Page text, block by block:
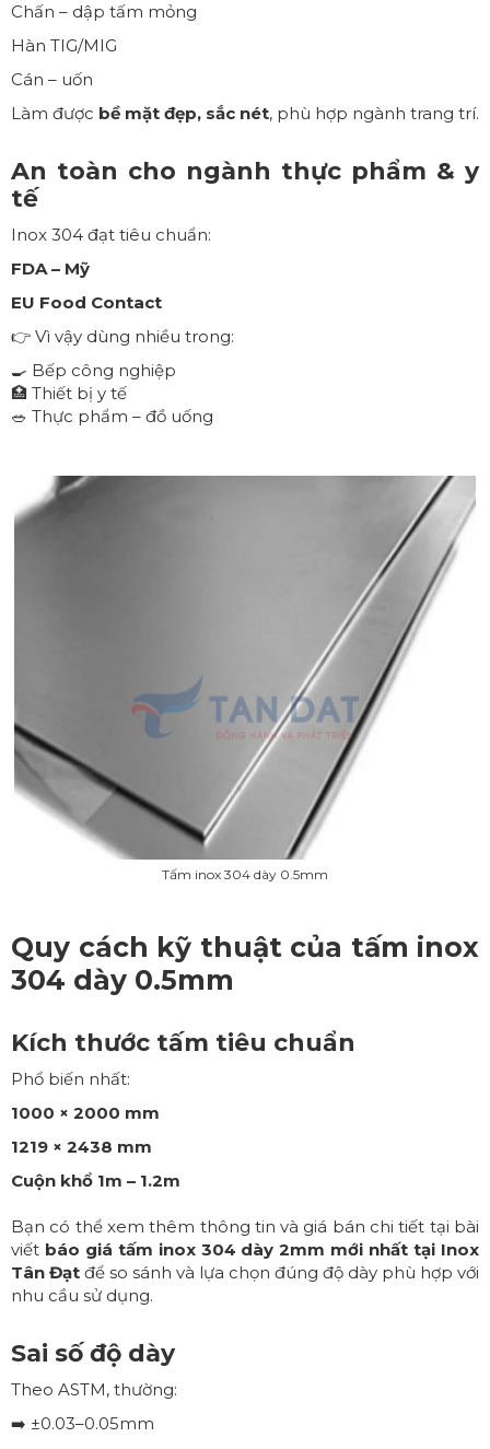
Chấn – dập tấm mỏng
Hàn TIG/MIG
Cán – uốn
Làm được bề mặt đẹp, sắc nét, phù hợp ngành trang trí.
An toàn cho ngành thực phẩm & y
tế
Inox 304 đạt tiêu chuẩn:
FDA – Mỹ
EU Food Contact
👉 Vì vậy dùng nhiều trong:
🍳 Bếp công nghiệp
🏥 Thiết bị y tế
🥗 Thực phẩm – đồ uống
Tấm inox 304 dày 0.5mm
Quy cách kỹ thuật của tấm inox
304 dày 0.5mm
Kích thước tấm tiêu chuẩn
Phổ biến nhất:
1000 × 2000 mm
1219 × 2438 mm
Cuộn khổ 1m – 1.2m
Bạn có thể xem thêm thông tin và giá bán chi tiết tại bài
viết báo giá tấm inox 304 dày 2mm mới nhất tại Inox
Tân Đạt để so sánh và lựa chọn đúng độ dày phù hợp với
nhu cầu sử dụng.
Sai số độ dày
Theo ASTM, thường:
➡️ ±0.03–0.05mm